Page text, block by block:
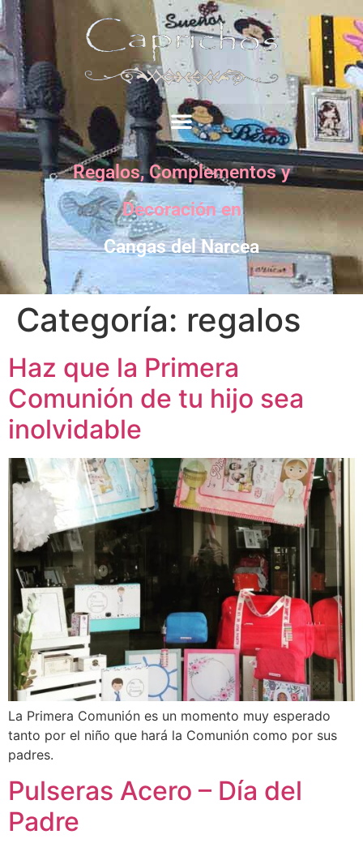
Regalos, Complementos y
Decoración en
Cangas del Narcea
Categoría: regalos
Haz que la Primera
Comunión de tu hijo sea
inolvidable
La Primera Comunión es un momento muy esperado
tanto por el niño que hará la Comunión como por sus
padres.
Pulseras Acero – Día del
Padre